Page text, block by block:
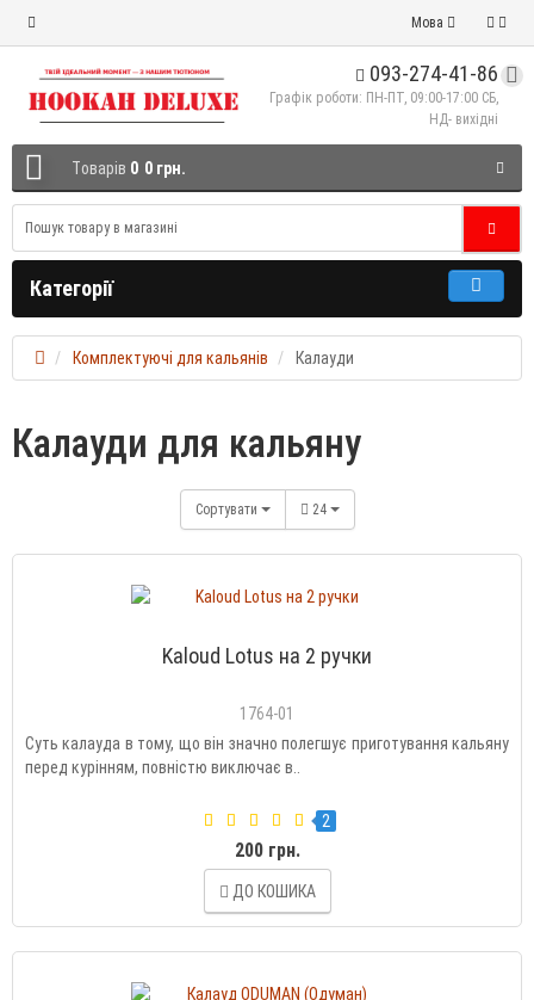
Мова
093-274-41-86
Графік роботи: ПН-ПТ, 09:00-17:00 СБ,
НД- вихідні
Tоварів 0 0 грн.
Категорії
Комплектуючі для кальянів Калауди
Калауди для кальяну
Сортувати 24
Kaloud Lotus на 2 ручки
1764-01
Суть калауда в тому, що він значно полегшує приготування кальяну
перед курінням, повністю виключає в..
2
200 грн.
ДО КОШИКА